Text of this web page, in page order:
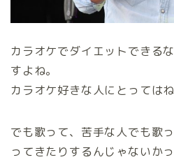
カラオケでダイエットできる
すよね。
カラオケ好きな人にとってはね
でも歌って、苦手な人でも歌
ってきたりするんじゃないか